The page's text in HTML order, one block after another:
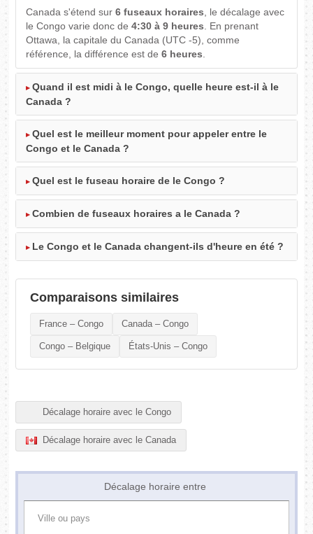
Canada s'étend sur6 fuseaux horaires, le décalage avec
le Congo varie donc de4:30 à 9 heures. En prenant
Ottawa, la capitale du Canada (UTC -5), comme
référence, la différence est de6 heures.
Quand il est midi à le Congo, quelle heure est-il à le
Canada ?
Quel est le meilleur moment pour appeler entre le
Congo et le Canada ?
Quel est le fuseau horaire de le Congo ?
Combien de fuseaux horaires a le Canada ?
Le Congo et le Canada changent-ils d'heure en été ?
Comparaisons similaires
France – Congo Canada – Congo
Congo – Belgique États-Unis – Congo
Décalage horaire avec le Congo
Décalage horaire avec le Canada
Décalage horaire entre